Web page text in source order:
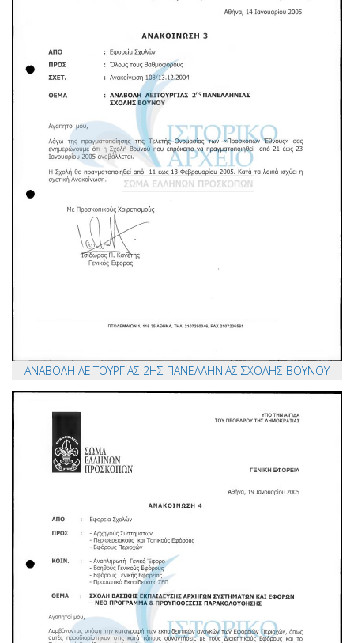
ΑΝΑΒΟΛΗ ΛΕΙΤΟΥΡΓΙΑΣ 2ΗΣ ΠΑΝΕΛΛΗΝΙΑΣ ΣΧΟΛΗΣ ΒΟΥΝΟΥ